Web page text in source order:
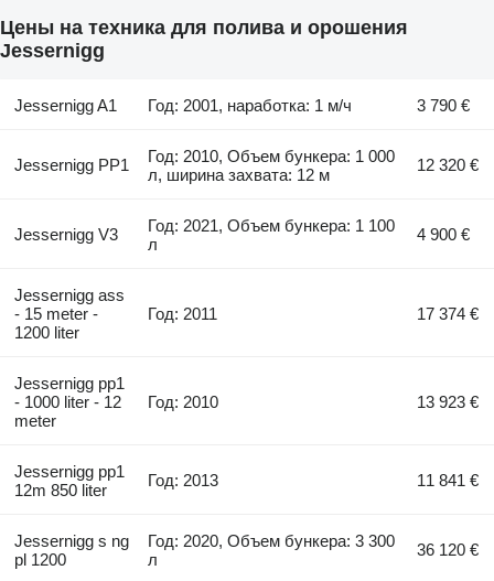
Цены на техника для полива и орошения
Jessernigg
Jessernigg A1 Год: 2001, наработка: 1 м/ч 3 790 €
Jessernigg PP1
Год: 2010, Объем бункера: 1 000
л, ширина захвата: 12 м
12 320 €
Jessernigg V3
Год: 2021, Объем бункера: 1 100
л
4 900 €
Jessernigg ass
- 15 meter -
1200 liter
Год: 2011 17 374 €
Jessernigg pp1
- 1000 liter - 12
meter
Год: 2010 13 923 €
Jessernigg pp1
12m 850 liter
Год: 2013 11 841 €
Jessernigg s ng
pl 1200
Год: 2020, Объем бункера: 3 300
л
36 120 €